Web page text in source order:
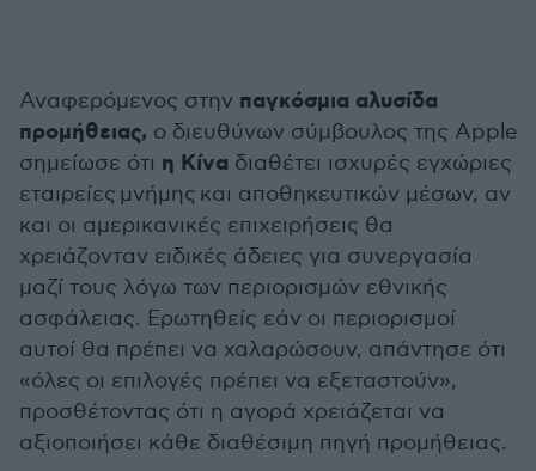
Αναφερόμενος στην παγκόσμια αλυσίδα
προμήθειας, ο διευθύνων σύμβουλος της Apple
σημείωσε ότι η Κίνα διαθέτει ισχυρές εγχώριες
εταιρείες μνήμης και αποθηκευτικών μέσων, αν
και οι αμερικανικές επιχειρήσεις θα
χρειάζονταν ειδικές άδειες για συνεργασία
μαζί τους λόγω των περιορισμών εθνικής
ασφάλειας. Ερωτηθείς εάν οι περιορισμοί
αυτοί θα πρέπει να χαλαρώσουν, απάντησε ότι
«όλες οι επιλογές πρέπει να εξεταστούν»,
προσθέτοντας ότι η αγορά χρειάζεται να
αξιοποιήσει κάθε διαθέσιμη πηγή προμήθειας.